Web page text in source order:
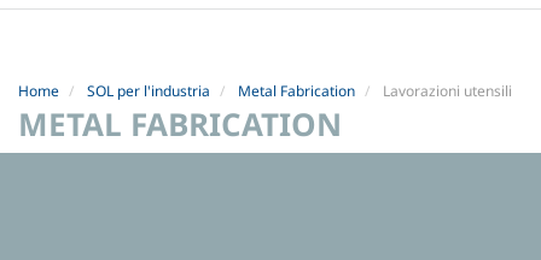
to
Home SOL per l'industria Metal Fabrication Lavorazioni utensili
METAL FABRICATION